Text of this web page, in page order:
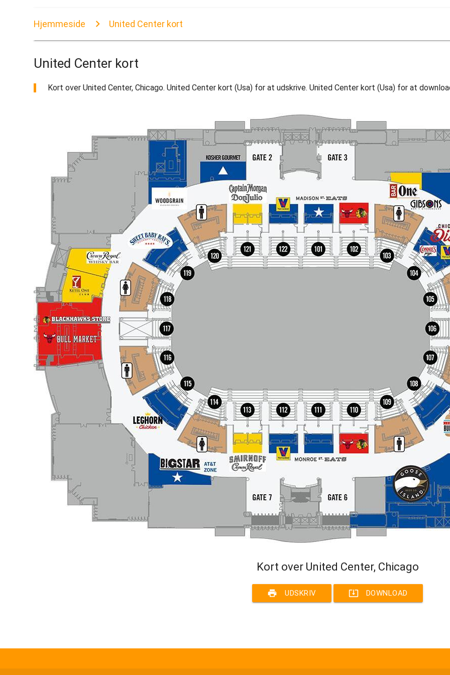
Hjemmeside United Center kort
United Center kort
Kort over United Center, Chicago. United Center kort (Usa) for at udskrive. United Center kort (Usa) for at
Kort over United Center, Chicago
print UDSKRIV system_update_alt DOWNLOAD